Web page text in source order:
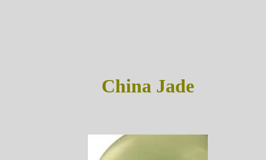
China Jade